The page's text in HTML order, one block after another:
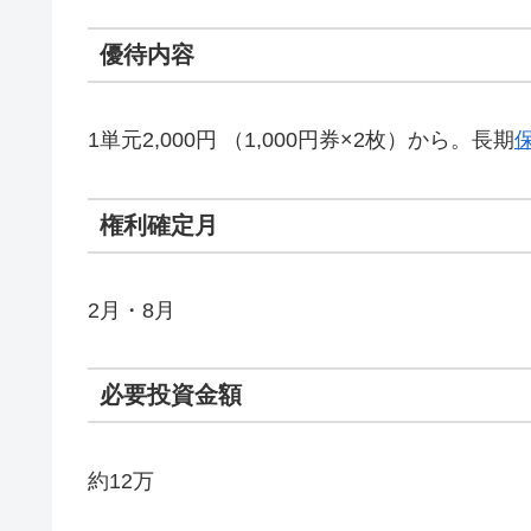
優待内容
1単元2,000円 （1,000円券×2枚）から。長期
権利確定月
2月・8月
必要投資金額
約12万